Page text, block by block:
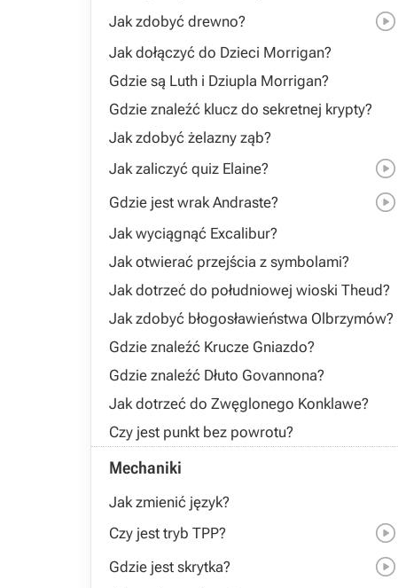
Jak zdobyć drewno?

Jak dołączyć do Dzieci Morrigan?
Gdzie są Luth i Dziupla Morrigan?
Gdzie znaleźć klucz do sekretnej krypty?
Jak zdobyć żelazny ząb?
Jak zaliczyć quiz Elaine?

Gdzie jest wrak Andraste? 
Jak wyciągnąć Excalibur?
Jak otwierać przejścia z symbolami?
Jak dotrzeć do południowej wioski Theud?
Jak zdobyć błogosławieństwa Olbrzymów?
Gdzie znaleźć Krucze Gniazdo?
Gdzie znaleźć Dłuto Govannona?
Jak dotrzeć do Zwęglonego Konklawe?
Czy jest punkt bez powrotu?
Mechaniki
Jak zmienić język?
Czy jest tryb TPP?

Gdzie jest skrytka? 